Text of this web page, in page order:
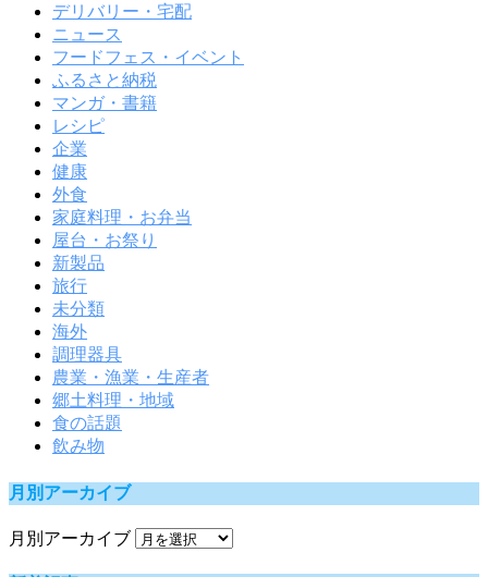
デリバリー・宅配
ニュース
フードフェス・イベント
ふるさと納税
マンガ・書籍
レシピ
企業
健康
外食
家庭料理・お弁当
屋台・お祭り
新製品
旅行
未分類
海外
調理器具
農業・漁業・生産者
郷土料理・地域
食の話題
飲み物
月別アーカイブ
月別アーカイブ